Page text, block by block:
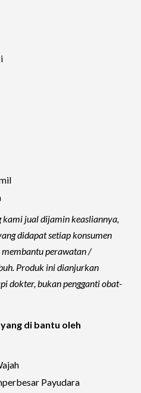
kami jual dijamin keasliannya,
didapat setiap konsumen
perawatan /
Produk ini dianjurkan
dokter, bukan pengganti obat-
di bantu oleh
Payudara